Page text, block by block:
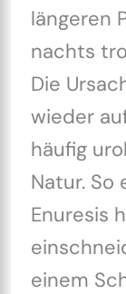
längeren
nachts
Die
wieder
häufig
Natur.
Enuresis
einem